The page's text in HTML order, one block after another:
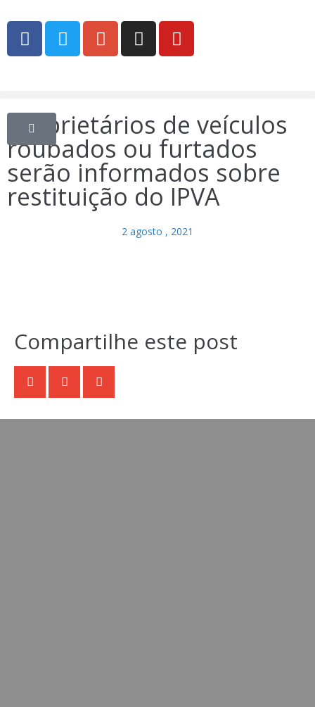
Proprietários de veículos
roubados ou furtados
serão informados sobre
restituição do IPVA
2 agosto , 2021
Compartilhe este post